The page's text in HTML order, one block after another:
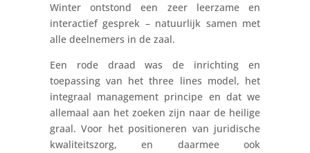
Winter ontstond een zeer leerzame en
interactief gesprek – natuurlijk samen met
alle deelnemers in de zaal.
Een rode draad was de inrichting en
toepassing van het three lines model, het
integraal management principe en dat we
allemaal aan het zoeken zijn naar de heilige
graal. Voor het positioneren van juridische
kwaliteitszorg, en daarmee ook